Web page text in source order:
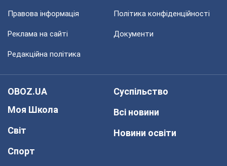
Правова інформація Політика конфіденційності
Реклама на сайті Документи
Редакційна політика
OBOZ.UA
Моя Школа
Світ
Спорт
Суспільство
Всі новини
Новини освіти